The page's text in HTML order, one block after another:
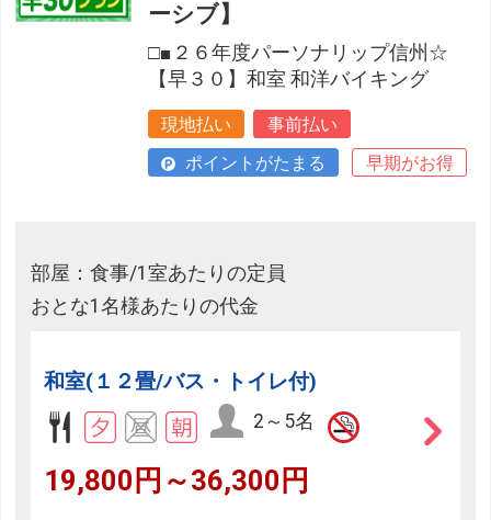
ーシブ】
□■２６年度パーソナリップ信州☆
【早３０】和室 和洋バイキング
現地払い
事前払い
ポイントがたまる
早期がお得
部屋：食事/1室あたりの定員
おとな1名様あたりの代金
和室(１２畳/バス・トイレ付)
2～5名
19,800円～36,300円